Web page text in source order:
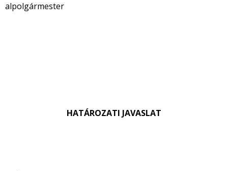
alpolgármester
HATÁROZATI JAVASLAT